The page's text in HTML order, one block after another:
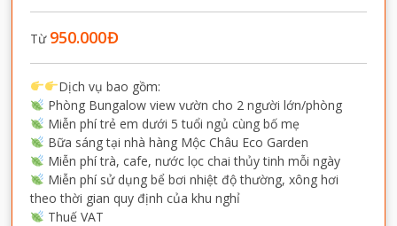
Từ 950.000Đ
Dịch vụ bao gồm:
Phòng Bungalow view vườn cho 2 người lớn/phòng
Miễn phí trẻ em dưới 5 tuổi ngủ cùng bố mẹ
Bữa sáng tại nhà hàng Mộc Châu Eco Garden
Miễn phí trà, cafe, nước lọc chai thủy tinh mỗi ngày
Miễn phí sử dụng bể bơi nhiệt độ thường, xông hơi
theo thời gian quy định của khu nghỉ
Thuế VAT